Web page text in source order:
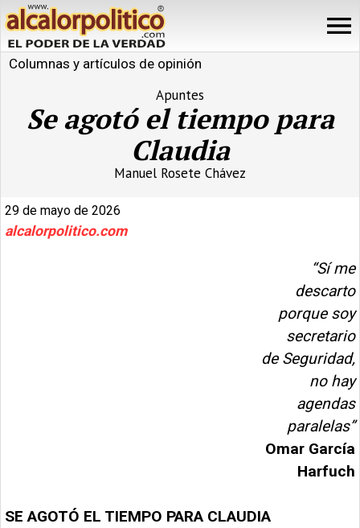
Columnas y artículos de opinión
Apuntes
Se agotó el tiempo para
Claudia
Manuel Rosete Chávez
29 de mayo de 2026
alcalorpolitico.com
“Sí me
descarto
porque soy
secretario
de Seguridad,
no hay
agendas
paralelas”
Omar García
Harfuch
SE AGOTÓ EL TIEMPO PARA CLAUDIA